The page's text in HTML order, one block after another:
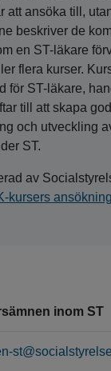
att ansöka till,
beskriver de
en ST-läkare
flera kurser.
för ST-läkare,
till att skapa
och utveckling
ST.
av
kursers
inom ST